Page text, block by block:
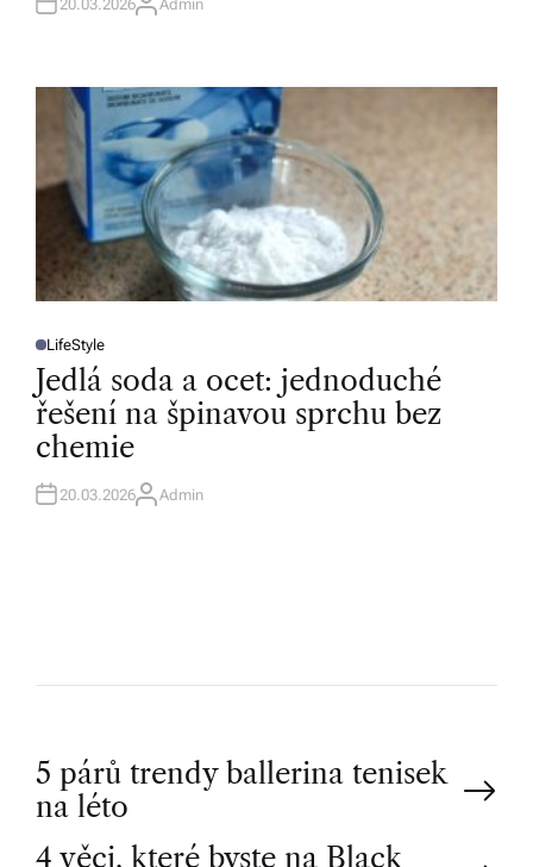
20.03.2026A
R
Admin
P
O
T
E
D
I
N
LifeStyle
Jedlá soda a ocet: jednoduché
řešení na špinavou sprchu bez
chemie
20.03.2026A
Admin
P
o
5 párů trendy ballerina tenisek
na léto
4 věci, které byste na Black